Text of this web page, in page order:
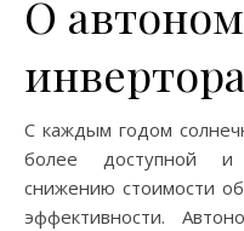
О
С каждым годом
более доступной и
снижению стоимости
эффективности.